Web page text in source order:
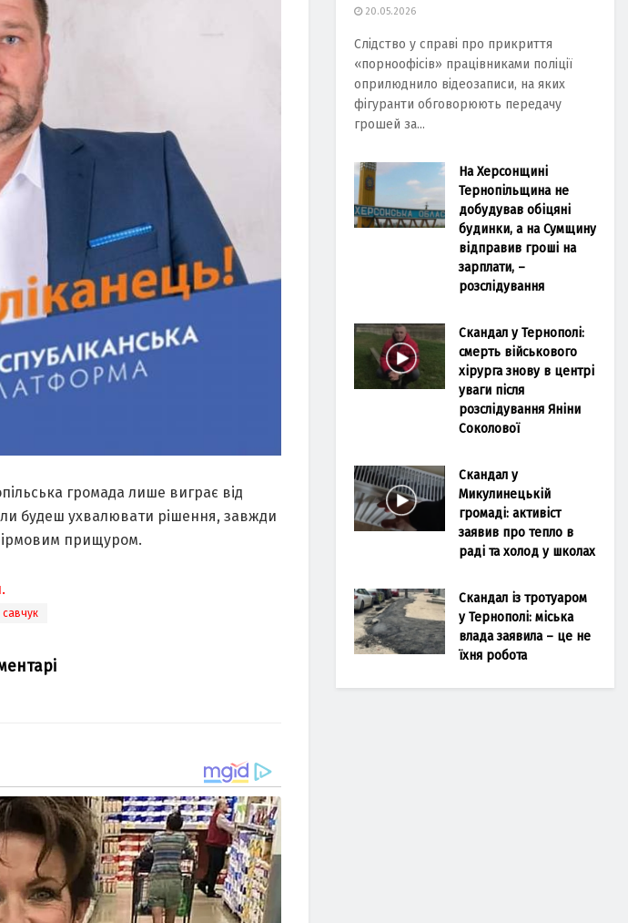
громада лише виграє від
будеш ухвалювати рішення, завжди
прищуром.
савчук
20.05.2026
Слідство у справі про прикриття
«порноофісів» працівниками поліції
оприлюднило відеозаписи, на яких
фігуранти обговорюють передачу
грошей за...
На Херсонщині
Тернопільщина не
добудував обіцяні
будинки, а на Сумщину
відправив гроші на
зарплати, –
розслідування
Скандал у Тернополі:
смерть військового
хірурга знову в центрі
уваги після
розслідування Яніни
Соколової
Скандал у
Микулинецькій
громаді: активіст
заявив про тепло в
раді та холод у школах
Скандал із тротуаром
у Тернополі: міська
влада заявила – це не
їхня робота